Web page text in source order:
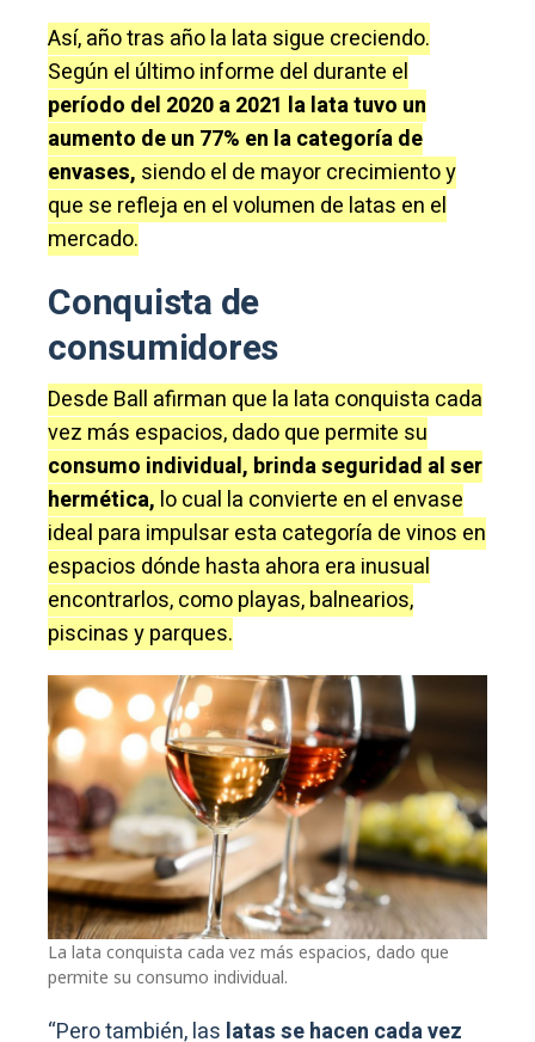
Así, año tras año la lata sigue creciendo.
Según el último informe del durante el
período del 2020 a 2021 la lata tuvo un
aumento de un 77% en la categoría de
envases, siendo el de mayor crecimiento y
que se refleja en el volumen de latas en el
mercado.
Conquista de
consumidores
Desde Ball afirman que la lata conquista cada
vez más espacios, dado que permite su
consumo individual, brinda seguridad al ser
hermética, lo cual la convierte en el envase
ideal para impulsar esta categoría de vinos en
espacios dónde hasta ahora era inusual
encontrarlos, como playas, balnearios,
piscinas y parques.
La lata conquista cada vez más espacios, dado que
permite su consumo individual.
“Pero también, las latas se hacen cada vez